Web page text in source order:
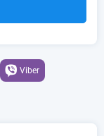
Viber